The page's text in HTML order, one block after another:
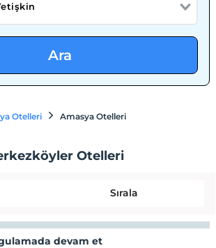
Ara
Otelleri Amasya Otelleri
Otelleri
Sırala
devam et